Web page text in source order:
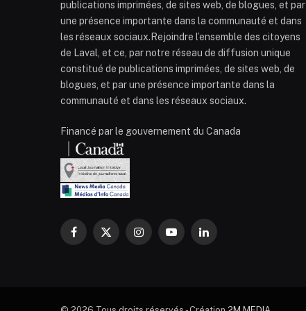
publications imprimées, de sites web, de blogues, et par
une présence importante dans la communauté et dans
les réseaux sociaux.Rejoindre l’ensemble des citoyens
de Laval, et ce, par notre réseau de diffusion unique
constitué de publications imprimées, de sites web, de
blogues, et par une présence importante dans la
communauté et dans les réseaux sociaux.
Financé par le gouvernement du Canada
Facebook
X
InstagramYouTubeLinkedIn